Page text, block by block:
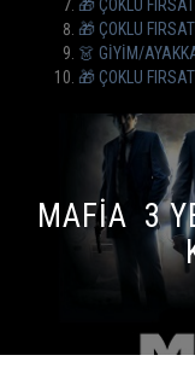
🎁 ÇOKLU
🎁 ÇOKLU
👗 GİYİM/
🎁 ÇOKLU
MAFIA 3